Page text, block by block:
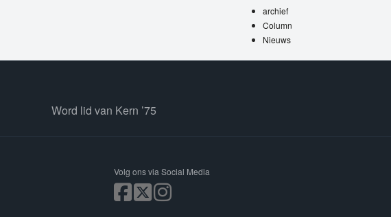
archief
Column
Nieuws
Word lid van Kern ’75
Volg ons via Social Media